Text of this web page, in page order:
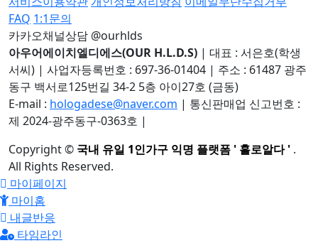
FAQ 1:1문의
카카오채널상담 @ourhlds
아우어에이치엘디에스(OUR H.L.D.S) | 대표 : 서은호(학생
서씨) | 사업자등록번호 : 697-36-01404 | 주소 : 61487 광주
동구 백서로125번길 34-2 5층 아이27호 (금동)
E-mail : hologadese@naver.com | 통신판매업 신고번호 :
제 2024-광주동구-0363호 |
Copyright© 국내 유일 1인가구 익명 플랫폼 ' 홀로알다 ' .
All Rights Reserved.
마이페이지
마이홈
내글반응
타임라인